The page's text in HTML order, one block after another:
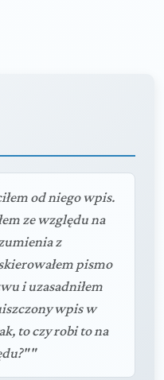
od niego wpis.
ze względu na
z
pismo
i uzasadniłem
wpis w
to czy robi to na